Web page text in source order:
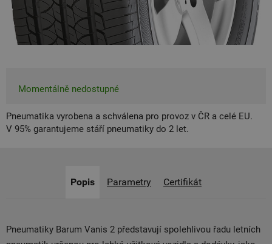
Momentálně nedostupné
Pneumatika vyrobena a schválena pro provoz v ČR a celé EU.
V 95% garantujeme stáří pneumatiky do 2 let.
Popis Parametry Certifikát
Pneumatiky Barum Vanis 2 představují spolehlivou řadu letních